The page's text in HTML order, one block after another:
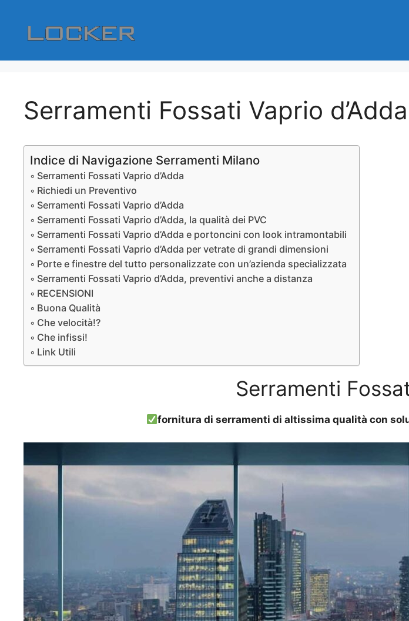
contenuto
Serramenti Fossati Vaprio d’Adda
Indice di Navigazione Serramenti Milano
Serramenti Fossati Vaprio d’Adda
Richiedi un Preventivo
Serramenti Fossati Vaprio d’Adda
Serramenti Fossati Vaprio d’Adda, la qualità dei PVC
Serramenti Fossati Vaprio d’Adda e portoncini con look intramontabili
Serramenti Fossati Vaprio d’Adda per vetrate di grandi dimensioni
Porte e finestre del tutto personalizzate con un’azienda specializzata
Serramenti Fossati Vaprio d’Adda, preventivi anche a distanza
RECENSIONI
Buona Qualità
Che velocità!?
Che infissi!
Link Utili
Serramenti
fornitura di serramenti di altissima qualità con